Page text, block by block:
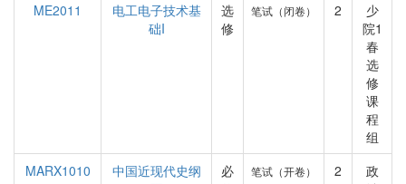
ME2011
电工电子技术基
础I
选
修
笔试（闭卷） 2
少
院1
春
选
修
课
程
组
MARX1010
中国近现代史纲
必
笔试（开卷） 2
政